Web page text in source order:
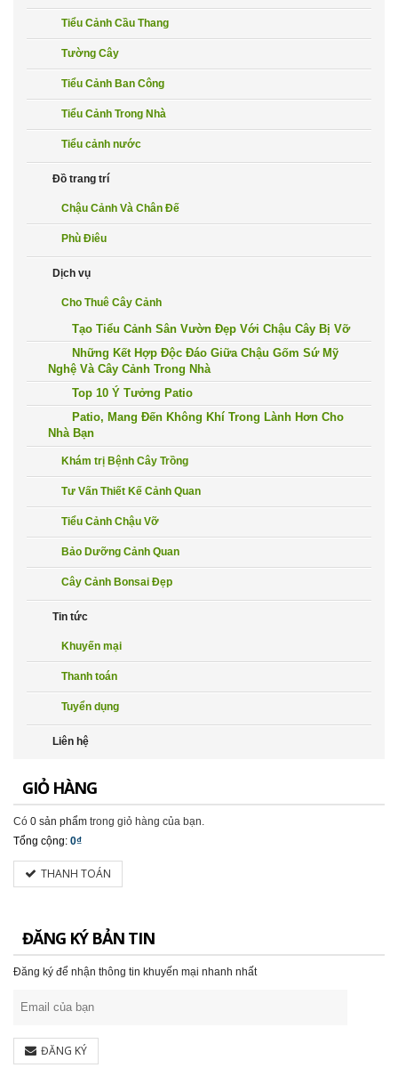
Tiểu Cảnh Cầu Thang
Tường Cây
Tiểu Cảnh Ban Công
Tiểu Cảnh Trong Nhà
Tiểu cảnh nước
Đồ trang trí
Chậu Cảnh Và Chân Đế
Phù Điêu
Dịch vụ
Cho Thuê Cây Cảnh
Tạo Tiểu Cảnh Sân Vườn Đẹp Với Chậu Cây Bị Vỡ
Những Kết Hợp Độc Đáo Giữa Chậu Gốm Sứ Mỹ
Nghệ Và Cây Cảnh Trong Nhà
Top 10 Ý Tưởng Patio
Patio, Mang Đến Không Khí Trong Lành Hơn Cho
Nhà Bạn
Khám trị Bệnh Cây Trồng
Tư Vấn Thiết Kế Cảnh Quan
Tiểu Cảnh Chậu Vỡ
Bảo Dưỡng Cảnh Quan
Cây Cảnh Bonsai Đẹp
Tin tức
Khuyến mại
Thanh toán
Tuyển dụng
Liên hệ
GIỎ HÀNG
Có 0 sản phẩm trong giỏ hàng của bạn.
Tổng cộng: 0₫
THANH TOÁN
ĐĂNG KÝ BẢN TIN
Đăng ký để nhận thông tin khuyến mại nhanh nhất
ĐĂNG KÝ